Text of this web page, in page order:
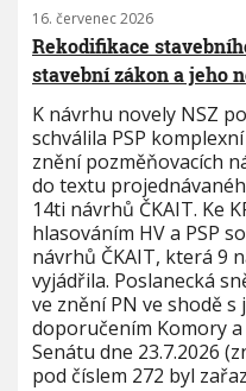
16. červenec 2026
Rekodifikace
stavební zákon a jeho
K návrhu novely NSZ
schválila PSP
znění pozměňovacích
do textu
14ti návrhů ČKAIT. Ke
hlasováním HV a PSP
návrhů ČKAIT, která 9
vyjádřila. Poslanecká
ve znění PN ve shodě
doporučením Komory
Senátu dne 23.7.2026
pod číslem 272 byl